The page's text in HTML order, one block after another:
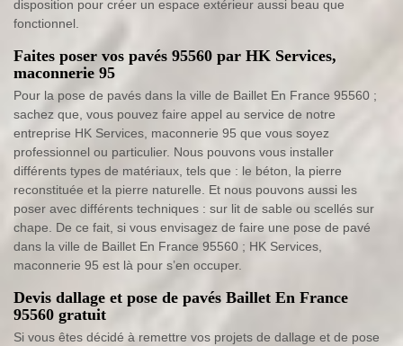
disposition pour créer un espace extérieur aussi beau que
fonctionnel.
Faites poser vos pavés 95560 par HK Services,
maconnerie 95
Pour la pose de pavés dans la ville de Baillet En France 95560 ;
sachez que, vous pouvez faire appel au service de notre
entreprise HK Services, maconnerie 95 que vous soyez
professionnel ou particulier. Nous pouvons vous installer
différents types de matériaux, tels que : le béton, la pierre
reconstituée et la pierre naturelle. Et nous pouvons aussi les
poser avec différents techniques : sur lit de sable ou scellés sur
chape. De ce fait, si vous envisagez de faire une pose de pavé
dans la ville de Baillet En France 95560 ; HK Services,
maconnerie 95 est là pour s’en occuper.
Devis dallage et pose de pavés Baillet En France
95560 gratuit
Si vous êtes décidé à remettre vos projets de dallage et de pose